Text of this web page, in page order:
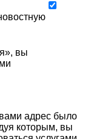
вы
адрес было
которым, вы